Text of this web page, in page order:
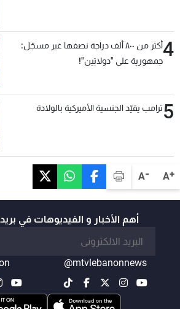
A+
A-
4
أكثر من ٨٠٠ ألف دراجة نصفها غير مسجّل:
جمهورية على "دولابَين"!
5ترامب يقيّد الجنسية الأميركية بالولادة
أهم الأخبار و الفيديوهات في
@mtvlebanonnews